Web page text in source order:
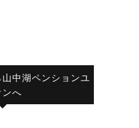
中湖ペンションユ
ンへ